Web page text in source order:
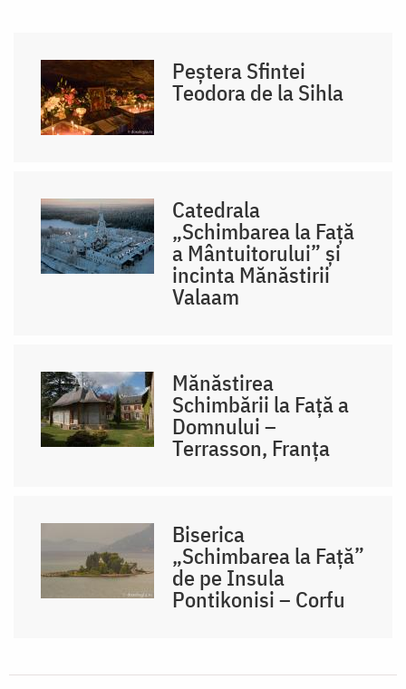
Peștera Sfintei
Teodora de la Sihla
Catedrala
„Schimbarea la Față
a Mântuitorului” și
incinta Mănăstirii
Valaam
Mănăstirea
Schimbării la Față a
Domnului –
Terrasson, Franţa
Biserica
„Schimbarea la Față”
de pe Insula
Pontikonisi – Corfu